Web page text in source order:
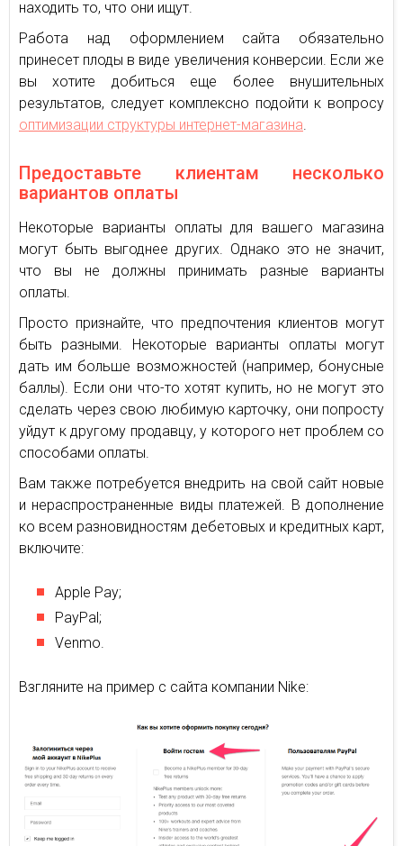
находить то, что они ищут.
Работа над оформлением сайта обязательно
принесет плоды в виде увеличения конверсии. Если же
вы хотите добиться еще более внушительных
результатов, следует комплексно подойти к вопросу
оптимизации структуры интернет-магазина.
Предоставьте клиентам несколько
вариантов оплаты
Некоторые варианты оплаты для вашего магазина
могут быть выгоднее других. Однако это не значит,
что вы не должны принимать разные варианты
оплаты.
Просто признайте, что предпочтения клиентов могут
быть разными. Некоторые варианты оплаты могут
дать им больше возможностей (например, бонусные
баллы). Если они что-то хотят купить, но не могут это
сделать через свою любимую карточку, они попросту
уйдут к другому продавцу, у которого нет проблем со
способами оплаты.
Вам также потребуется внедрить на свой сайт новые
и нераспространенные виды платежей. В дополнение
ко всем разновидностям дебетовых и кредитных карт,
включите:
Apple Pay;
PayPal;
Venmo.
Взгляните на пример с сайта компании Nike: